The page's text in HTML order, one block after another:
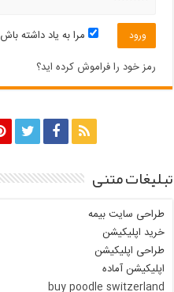
مرا به یاد داشته باش
رمز خود را فراموش کرده اید؟
تبلیغات متنی
طراحی سایت بیمه
خرید اپلیکیشن
طراحی اپلیکیشن
اپلیکیشن آماده
buy poodle switzerland